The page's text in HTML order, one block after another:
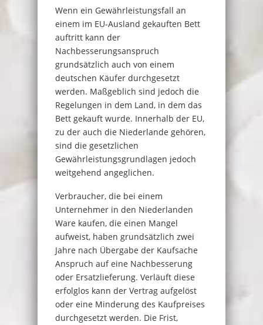
Wenn ein Gewährleistungsfall an
einem im EU-Ausland gekauften Bett
auftritt kann der
Nachbesserungsanspruch
grundsätzlich auch von einem
deutschen Käufer durchgesetzt
werden. Maßgeblich sind jedoch die
Regelungen in dem Land, in dem das
Bett gekauft wurde. Innerhalb der EU,
zu der auch die Niederlande gehören,
sind die gesetzlichen
Gewährleistungsgrundlagen jedoch
weitgehend angeglichen.
Verbraucher, die bei einem
Unternehmer in den Niederlanden
Ware kaufen, die einen Mangel
aufweist, haben grundsätzlich zwei
Jahre nach Übergabe der Kaufsache
Anspruch auf eine Nachbesserung
oder Ersatzlieferung. Verläuft diese
erfolglos kann der Vertrag aufgelöst
oder eine Minderung des Kaufpreises
durchgesetzt werden. Die Frist,